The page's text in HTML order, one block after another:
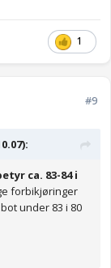
1
#9
ca. 83-84 i
forbikjøringer
under 83 i 80